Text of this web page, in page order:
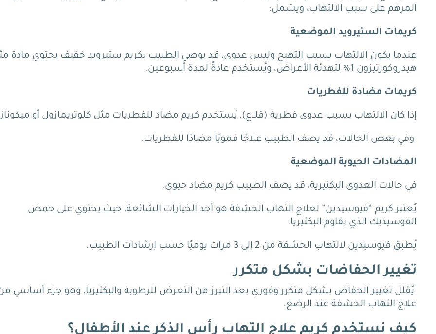
المرهم على سبب الالتهاب، ويشمل:
كريمات الستيرويد الموضعية
عندما يكون الالتهاب بسبب التهيج وليس عدوى، قد يوصي الطبيب بكريم ستيرويد خفيف يحتوي مادة
هيدروكورتيزون 1% لتهدئة الأعراض، ويُستخدم عادةً لمدة أسبوعين.
كريمات مضادة للفطريات
إذا كان الالتهاب بسبب عدوى فطرية (قلاع)، يُستخدم كريم مضاد للفطريات مثل كلوتريمازول أو
وفي بعض الحالات، قد يصف الطبيب علاجًا فمويًا مضادًا للفطريات.
المضادات الحيوية الموضعية
في حالات العدوى البكتيرية، قد يصف الطبيب كريم مضاد حيوي.
يُعتبر كريم “فيوسيدين” لعلاج التهاب الحشفة هو أحد الخيارات الشائعة، حيث يحتوي على حمض
الفوسيديك الذي يقاوم البكتيريا.
يُطبق فيوسيدين لالتهاب الحشفة من 2 إلى 3 مرات يوميًا حسب إرشادات الطبيب.
تغيير الحفاضات بشكل متكرر
يُقلل تغيير الحفاض بشكل متكرر وفوري بعد التبرز من التعرض للرطوبة والبكتيريا، وهو جزء أساسي
علاج التهاب الحشفة عند الرضع.
كيف نستخدم كريم علاج التهاب رأس الذكر عند الأطفال؟